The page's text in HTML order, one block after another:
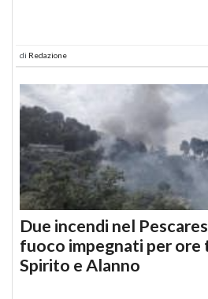
di Redazione
Due incendi nel
fuoco impegnati per ore
Spirito e Alanno